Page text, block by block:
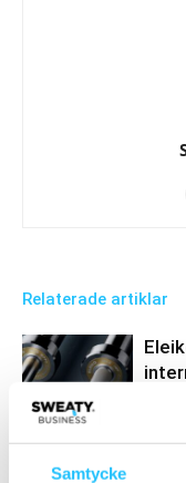
Samtycke
Relaterade artiklar
Business